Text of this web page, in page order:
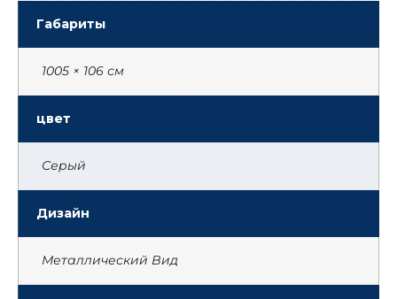
Габариты
1005 × 106 см
цвет
Серый
Дизайн
Металлический Вид